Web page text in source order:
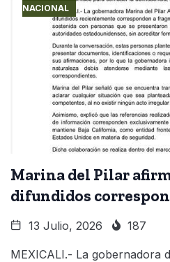
NACIONAL
Marina del Pilar
difundidos
13 Julio, 2026 187
MEXICALI.- La gobernadora